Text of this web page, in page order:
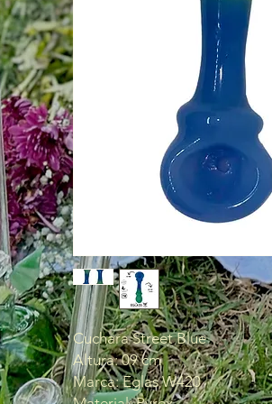
Cuchara Street Blue
Altura: 09 cm
Marca: Eglas W420